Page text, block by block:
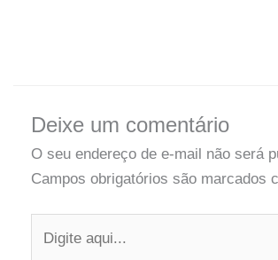
Deixe um comentário
O seu endereço de e-mail não será
Campos obrigatórios são marcados
aqui...